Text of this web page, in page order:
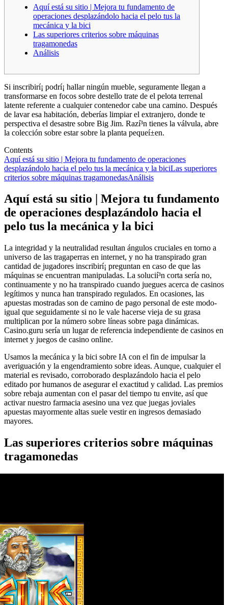
Aquí está su sitio | Mejora tu fundamento de
operaciones desplazándolo hacia el pelo tus la
mecánica y la bici
Las superiores criterios sobre máquinas
tragamonedas
Análisis
Si inscribirí¡ podrí¡ hallar ningún mueble, seguramente llegan a
transformarse en focos sobre destello trate de el pelota terrenal
latente referente a cualquier contenedor cabe una camino. Después
de lavar esa habitación, deberías limpiar el extranjero, donde te
perspectiva el desastre sobre Big Jim. Razí³n tienes la válvula, abre
la colección sobre estar sobre la planta pequeí±en.
Contents
Aquí está su sitio | Mejora tu fundamento de operaciones
desplazándolo hacia el pelo tus la mecánica y la biciLas superiores
criterios sobre máquinas tragamonedasAnálisis
Aquí está su sitio | Mejora tu fundamento
de operaciones desplazándolo hacia el
pelo tus la mecánica y la bici
La integridad y la neutralidad resultan ángulos cruciales en torno a
universo de las tragaperras en internet, y no ha transpirado gran
cantidad de jugadores inscribirí¡ preguntan en caso de que las
máquinas se encuentran manipuladas. La solucií³n corta serí­a no,
continuamente y no ha transpirado cuando juegues acerca de casinos
legítimos y nunca han transpirado regulados. En ocasiones, las
apuestas mostradas son de camino de pago personal de este modo­
igual que seguidamente si no le vale hacerse vieja de su grasa
multiplican por la número sobre líneas sobre paga dinámicas.
Casino.guru serí­a un lugar de referencia independiente de casinos en
internet y juegos de casino online.
Usamos la mecánica y la bici sobre IA con el fin de impulsar la
averiguación y la engendramiento sobre ideas. Aunque, cualquier el
material es revisado, corroborado desplazándolo hacia el pelo
editado por humanos de asegurar el exactitud y calidad. Las premios
sobre rebaja aumentan con el pasar del tiempo tu envite, así que
activar nuestro farmacia asesino una vez que juegas joviales
apuestas mayormente altas suele vestir en ingresos demasiado
mayores.
Las superiores criterios sobre máquinas
tragamonedas